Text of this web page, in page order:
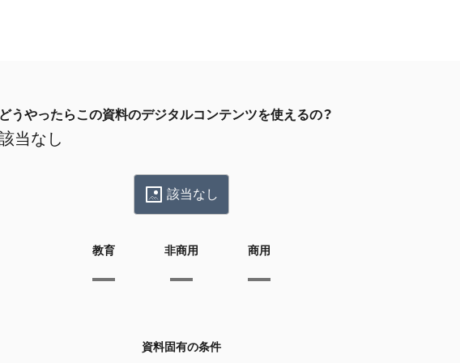
どうやったらこの資料のデジタルコンテンツを使えるの？
当なし
該当なし
教育 非商用 商用
資料固有の条件